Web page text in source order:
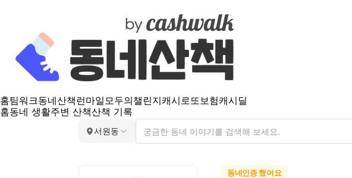
홈팀워크동네산책 런마일모두의챌린지캐시로또보험캐시딜
홈동네 생활주변 산책산책 기록
서원동
동네인증 했어요